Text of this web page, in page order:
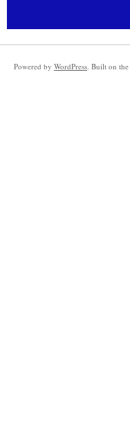
Powered by WordPress. Built on the